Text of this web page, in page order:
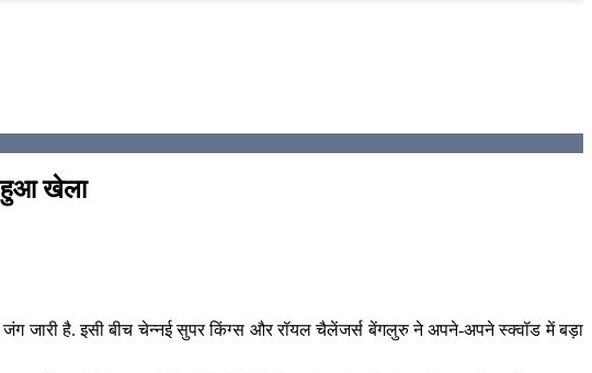
हुआ खेला
जारी है. इसी बीच चेन्नई सुपर किंग्स और रॉयल चैलेंजर्स बेंगलुरु ने अपने-अपने स्क्वॉड में बड़ा